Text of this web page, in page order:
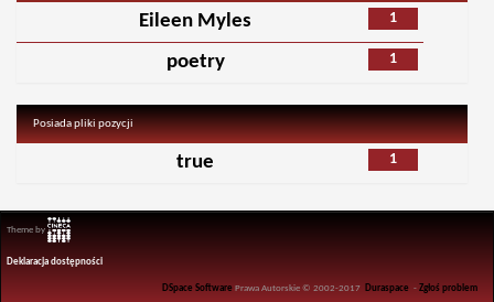
1
Eileen Myles
1
poetry
Posiada pliki pozycji
1
true
Theme by
Deklaracja dostępności
DSpace Software Prawa Autorskie © 2002-2017 Duraspace -Zgłoś problem